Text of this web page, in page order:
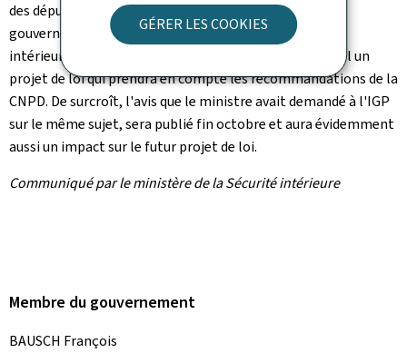
GÉRER LES COOKIES
des députés le 3 octobre et soumis au Conseil de
gouvernement le 11 octobre, le ministre de la Sécurité
intérieure souhaite élaborer jusqu'aux vacances de Noël un
projet de loi qui prendra en compte les recommandations de la
CNPD. De surcroît, l'avis que le ministre avait demandé à l'IGP
sur le même sujet, sera publié fin octobre et aura évidemment
aussi un impact sur le futur projet de loi.
Communiqué par le ministère de la Sécurité intérieure
Membre du gouvernement
BAUSCH François